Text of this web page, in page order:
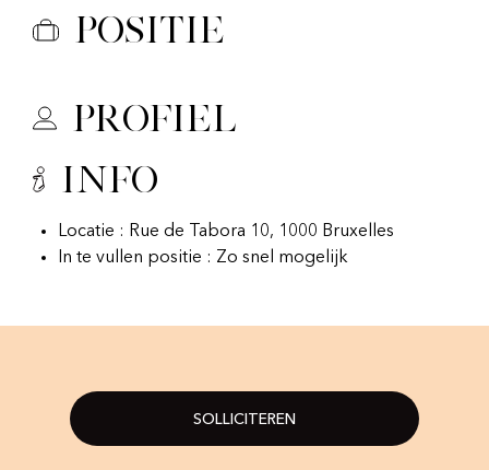
Positie
Profiel
Info
Locatie : Rue de Tabora 10, 1000 Bruxelles
In te vullen positie : Zo snel mogelijk
SOLLICITEREN